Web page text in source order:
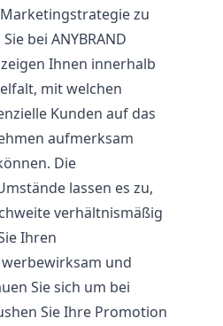
zu
bei ANYBRAND
Ihnen innerhalb
mit welchen
Kunden auf das
aufmerksam
Die
lassen es zu,
verhältnismäßig
Ihren
und
Sie sich um bei
Sie Ihre Promotion